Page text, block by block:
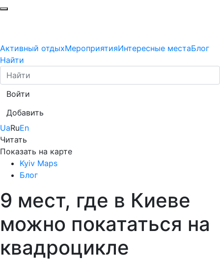
Активный отдыхМероприятияИнтересные местаБлог
Найти
Войти
Добавить
UaRuEn
Читать
Показать на карте
Kyiv Maps
Блог
9 мест, где в Киеве
можно покататься на
квадроцикле